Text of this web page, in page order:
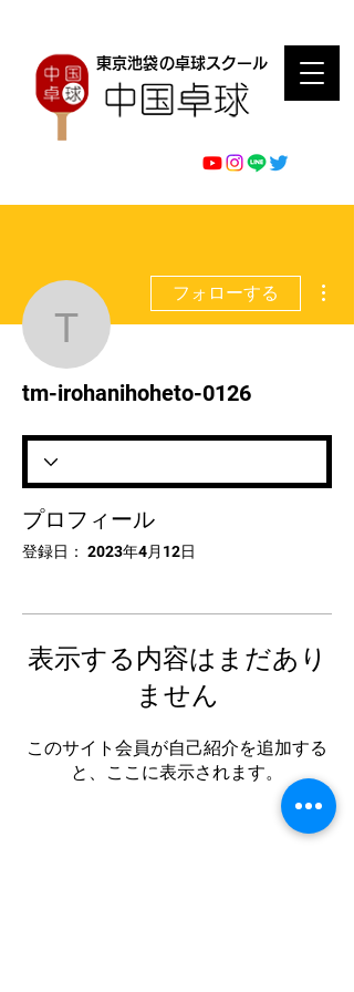
東京池袋の卓球スクール
tm-
フォローする
tm-irohanihoheto-0126
プロフィール
登録日： 2023年4月12日
表示する内容はまだあり
ません
このサイト会員が自己紹介を追加する
と、ここに表示されます。